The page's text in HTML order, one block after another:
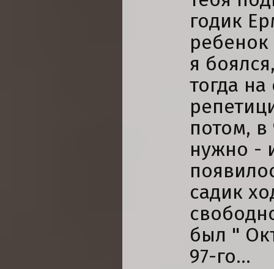
годик
я
тогда
потом, в
нужно -
садик
был "
97-го...